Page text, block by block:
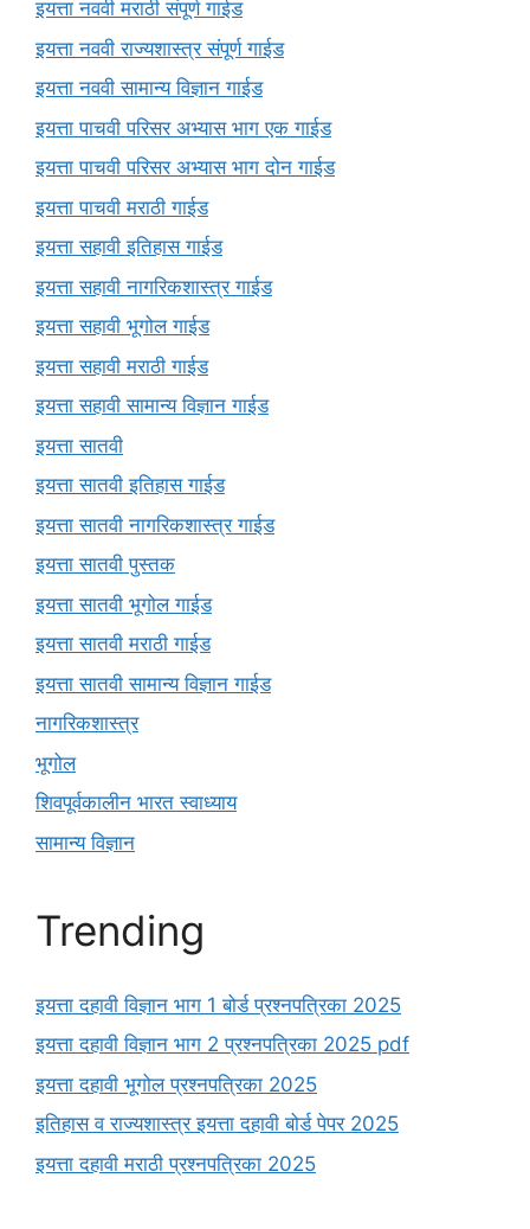
इयत्ता नववी मराठी संपूर्ण गाईड
इयत्ता नववी राज्यशास्त्र संपूर्ण गाईड
इयत्ता नववी सामान्य विज्ञान गाईड
इयत्ता पाचवी परिसर अभ्यास भाग एक गाईड
इयत्ता पाचवी परिसर अभ्यास भाग दोन गाईड
इयत्ता पाचवी मराठी गाईड
इयत्ता सहावी इतिहास गाईड
इयत्ता सहावी नागरिकशास्त्र गाईड
इयत्ता सहावी भूगोल गाईड
इयत्ता सहावी मराठी गाईड
इयत्ता सहावी सामान्य विज्ञान गाईड
इयत्ता सातवी
इयत्ता सातवी इतिहास गाईड
इयत्ता सातवी नागरिकशास्त्र गाईड
इयत्ता सातवी पुस्तक
इयत्ता सातवी भूगोल गाईड
इयत्ता सातवी मराठी गाईड
इयत्ता सातवी सामान्य विज्ञान गाईड
नागरिकशास्त्र
भूगोल
शिवपूर्वकालीन भारत स्वाध्याय
सामान्य विज्ञान
Trending
इयत्ता दहावी विज्ञान भाग 1 बोर्ड प्रश्नपत्रिका 2025
इयत्ता दहावी विज्ञान भाग 2 प्रश्नपत्रिका 2025 pdf
इयत्ता दहावी भूगोल प्रश्नपत्रिका 2025
इतिहास व राज्यशास्त्र इयत्ता दहावी बोर्ड पेपर 2025
इयत्ता दहावी मराठी प्रश्नपत्रिका 2025